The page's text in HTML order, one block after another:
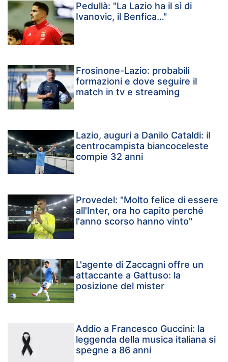
Pedullà: "La Lazio ha il sì di
Ivanovic, il Benfica…"
Frosinone-Lazio: probabili
formazioni e dove seguire il
match in tv e streaming
Lazio, auguri a Danilo Cataldi: il
centrocampista biancoceleste
compie 32 anni
Provedel: "Molto felice di essere
all'Inter, ora ho capito perché
l'anno scorso hanno vinto"
L'agente di Zaccagni offre un
attaccante a Gattuso: la
posizione del mister
Addio a Francesco Guccini: la
leggenda della musica italiana si
spegne a 86 anni